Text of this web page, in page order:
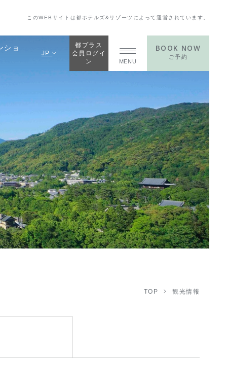
ショ
JP
都プラス
会員ログイ
ン
MENU
BOOK NOW
ご予約
このWEBサイトは都ホテルズ&リゾーツによって運営されています。
TOP 観光情報